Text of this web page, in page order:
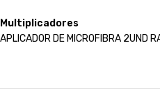
Multiplicadores
APLICADOR DE MICROFIBRA 2UND